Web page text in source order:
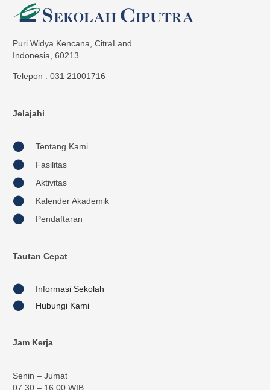
Puri Widya Kencana, CitraLand
Indonesia, 60213
Telepon : 031 21001716
Jelajahi
Tentang Kami
Fasilitas
Aktivitas
Kalender Akademik
Pendaftaran
Tautan Cepat
Informasi Sekolah
Hubungi Kami
Jam Kerja
Senin – Jumat
07.30 – 16.00 WIB